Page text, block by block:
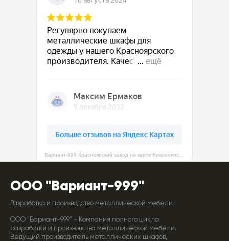
ООО "Вариант-999"
Разработка и производство металлической мебели
ООО "Вариант-999" - Компания полного цикла
разработки и производства металлической мебели.
Ведущий производитель металлических шкафов,